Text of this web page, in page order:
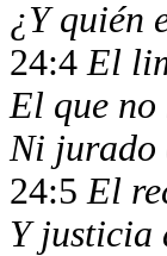
¿Y quién
24:4El
El que no
Ni jurado
24:5 El
Y justicia